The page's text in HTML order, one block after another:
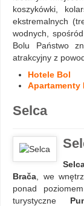
koszykówki,
ekstremalnych
wodnych,
Bolu Państwo
atrakcyjny z
Hotele Bol
Apartamenty
Selca
Brača , we
ponad
turystyczne